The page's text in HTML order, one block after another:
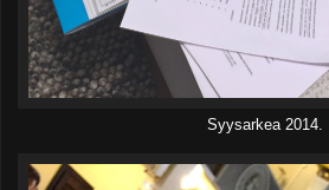
Syysarkea 2014.